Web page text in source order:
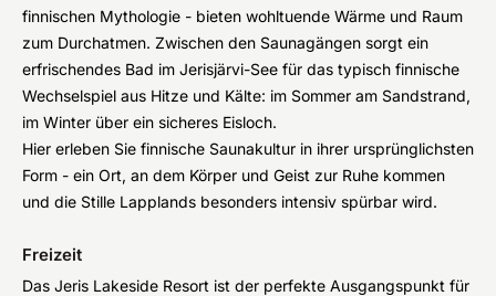
finnischen Mythologie - bieten wohltuende Wärme und Raum
zum Durchatmen. Zwischen den Saunagängen sorgt ein
erfrischendes Bad im Jerisjärvi-See für das typisch finnische
Wechselspiel aus Hitze und Kälte: im Sommer am Sandstrand,
im Winter über ein sicheres Eisloch.
Hier erleben Sie finnische Saunakultur in ihrer ursprünglichsten
Form - ein Ort, an dem Körper und Geist zur Ruhe kommen
und die Stille Lapplands besonders intensiv spürbar wird.
Freizeit
Das Jeris Lakeside Resort ist der perfekte Ausgangspunkt für